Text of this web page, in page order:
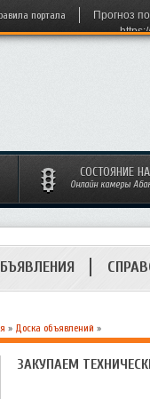
портала
Прогноз
СОСТОЯНИЕ
Онлайн камеры
» Доска объявлений »
ЗАКУПАЕМ